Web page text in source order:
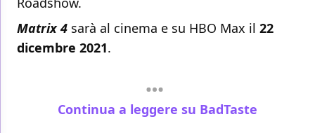
Matrix 4 sarà al cinema e su HBO Max il 22
dicembre 2021.
Continua a leggere su BadTaste